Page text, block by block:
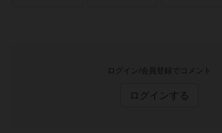
ログイン/会員登録でコメント
ログインする